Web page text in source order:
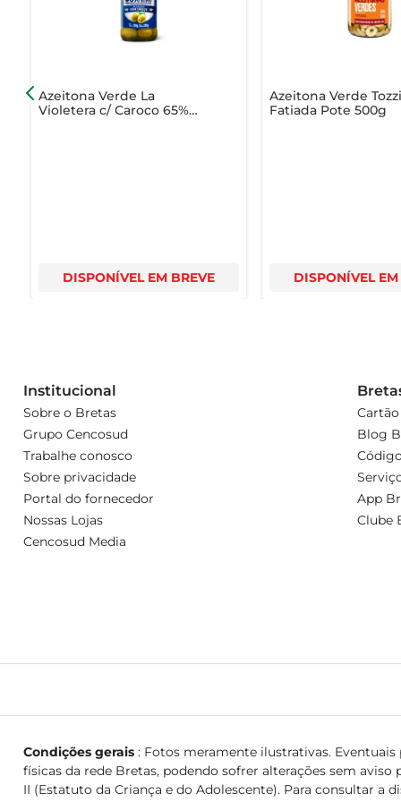
Azeitona Verde La
Violetera c/ Caroco 65%
DISPONÍVEL EM BREVE
Azeitona Verde Tozzi
Fatiada Pote 500g
DISPONÍVEL EM
Institucional
Sobre o Bretas
Grupo Cencosud
Trabalhe conosco
Sobre privacidade
Portal do fornecedor
Nossas Lojas
Cencosud Media
Blog
App
Clube
Condições gerais: Fotos meramente ilustrativas. Eventuais
físicas da rede Bretas, podendo sofrer alterações sem aviso
II (Estatuto da Criança e do Adolescente). Para consultar a